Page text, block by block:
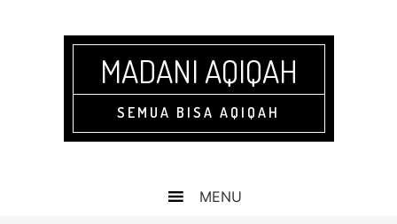
MADANI AQIQAH
SEMUA BISA AQIQAH